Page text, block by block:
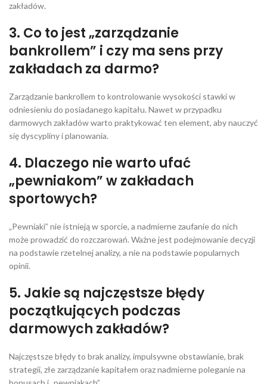
zakładów.
3. Co to jest „zarządzanie
bankrollem” i czy ma sens przy
zakładach za darmo?
Zarządzanie bankrollem to kontrolowanie wysokości stawki w
odniesieniu do posiadanego kapitału. Nawet w przypadku
darmowych zakładów warto praktykować ten element, aby nauczyć
się dyscypliny i planowania.
4. Dlaczego nie warto ufać
„pewniakom” w zakładach
sportowych?
„Pewniaki” nie istnieją w sporcie, a nadmierne zaufanie do nich
może prowadzić do rozczarowań. Ważne jest podejmowanie decyzji
na podstawie rzetelnej analizy, a nie na podstawie popularnych
opinii.
5. Jakie są najczęstsze błędy
początkujących podczas
darmowych zakładów?
Najczęstsze błędy to brak analizy, impulsywne obstawianie, brak
strategii, złe zarządzanie kapitałem oraz nadmierne poleganie na